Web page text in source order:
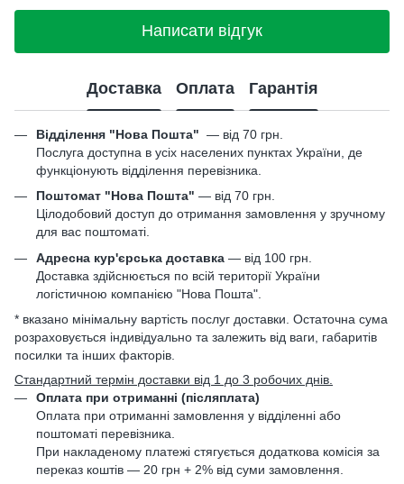
Написати відгук
Доставка Оплата Гарантія
Відділення "Нова Пошта" — від 70 грн.
Послуга доступна в усіх населених пунктах України, де
функціонують відділення перевізника.
Поштомат "Нова Пошта" — від 70 грн.
Цілодобовий доступ до отримання замовлення у зручному
для вас поштоматі.
Адресна кур'єрська доставка — від 100 грн.
Доставка здійснюється по всій території України
логістичною компанією "Нова Пошта".
* вказано мінімальну вартість послуг доставки. Остаточна сума
розраховується індивідуально та залежить від ваги, габаритів
посилки та інших факторів.
Стандартний термін доставки від 1 до 3 робочих днів.
Оплата при отриманні (післяплата)
Оплата при отриманні замовлення у відділенні або
поштоматі перевізника.
При накладеному платежі стягується додаткова комісія за
переказ коштів — 20 грн + 2% від суми замовлення.